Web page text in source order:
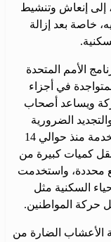
إنعاش وتنشيط
خاصة بعد إزالة
الأمم المتحدة
في أجزاء
ويساعد أصحاب
الضرورية
واستئناف النشاط فيها، بعد أن توقفت عن الخدمة منذ حوالي 14
كميات كبيرة من
محددة، واستخدمت
السكنية مثل
حركة المواطنين.
الأعشاب الضارة من